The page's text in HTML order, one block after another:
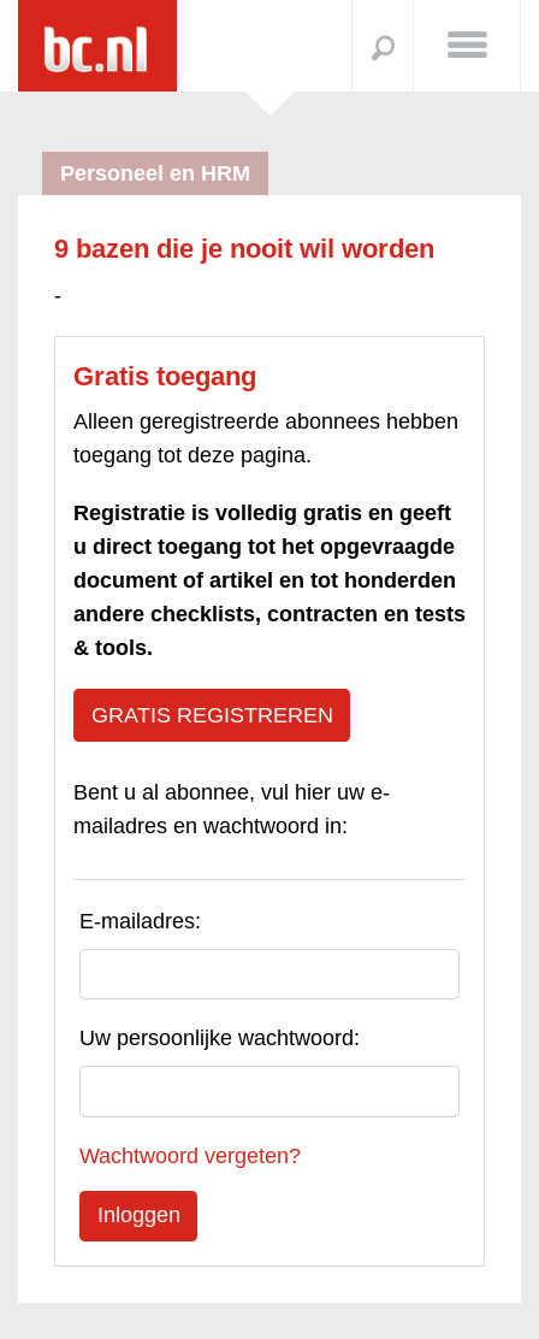
Personeel en HRM
9 bazen die je nooit wil worden
-
Gratis toegang
Alleen geregistreerde abonnees hebben
toegang tot deze pagina.
Registratie is volledig gratis en geeft
u direct toegang tot het opgevraagde
document of artikel en tot honderden
andere checklists, contracten en tests
& tools.
GRATIS REGISTREREN
Bent u al abonnee, vul hier uw e-
mailadres en wachtwoord in:
E-mailadres:
Uw persoonlijke wachtwoord:
Wachtwoord vergeten?